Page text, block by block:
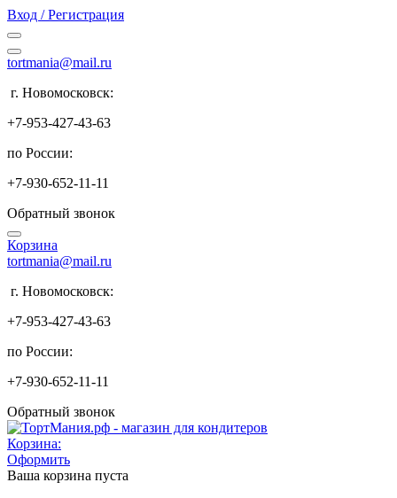
Вход / Регистрация
tortmania@mail.ru
г. Новомосковск:
+7-953-427-43-63
по России:
+7-930-652-11-11
Обратный звонок
Корзина
tortmania@mail.ru
г. Новомосковск:
+7-953-427-43-63
по России:
+7-930-652-11-11
Обратный звонок
Корзина:
Оформить
Ваша корзина пуста